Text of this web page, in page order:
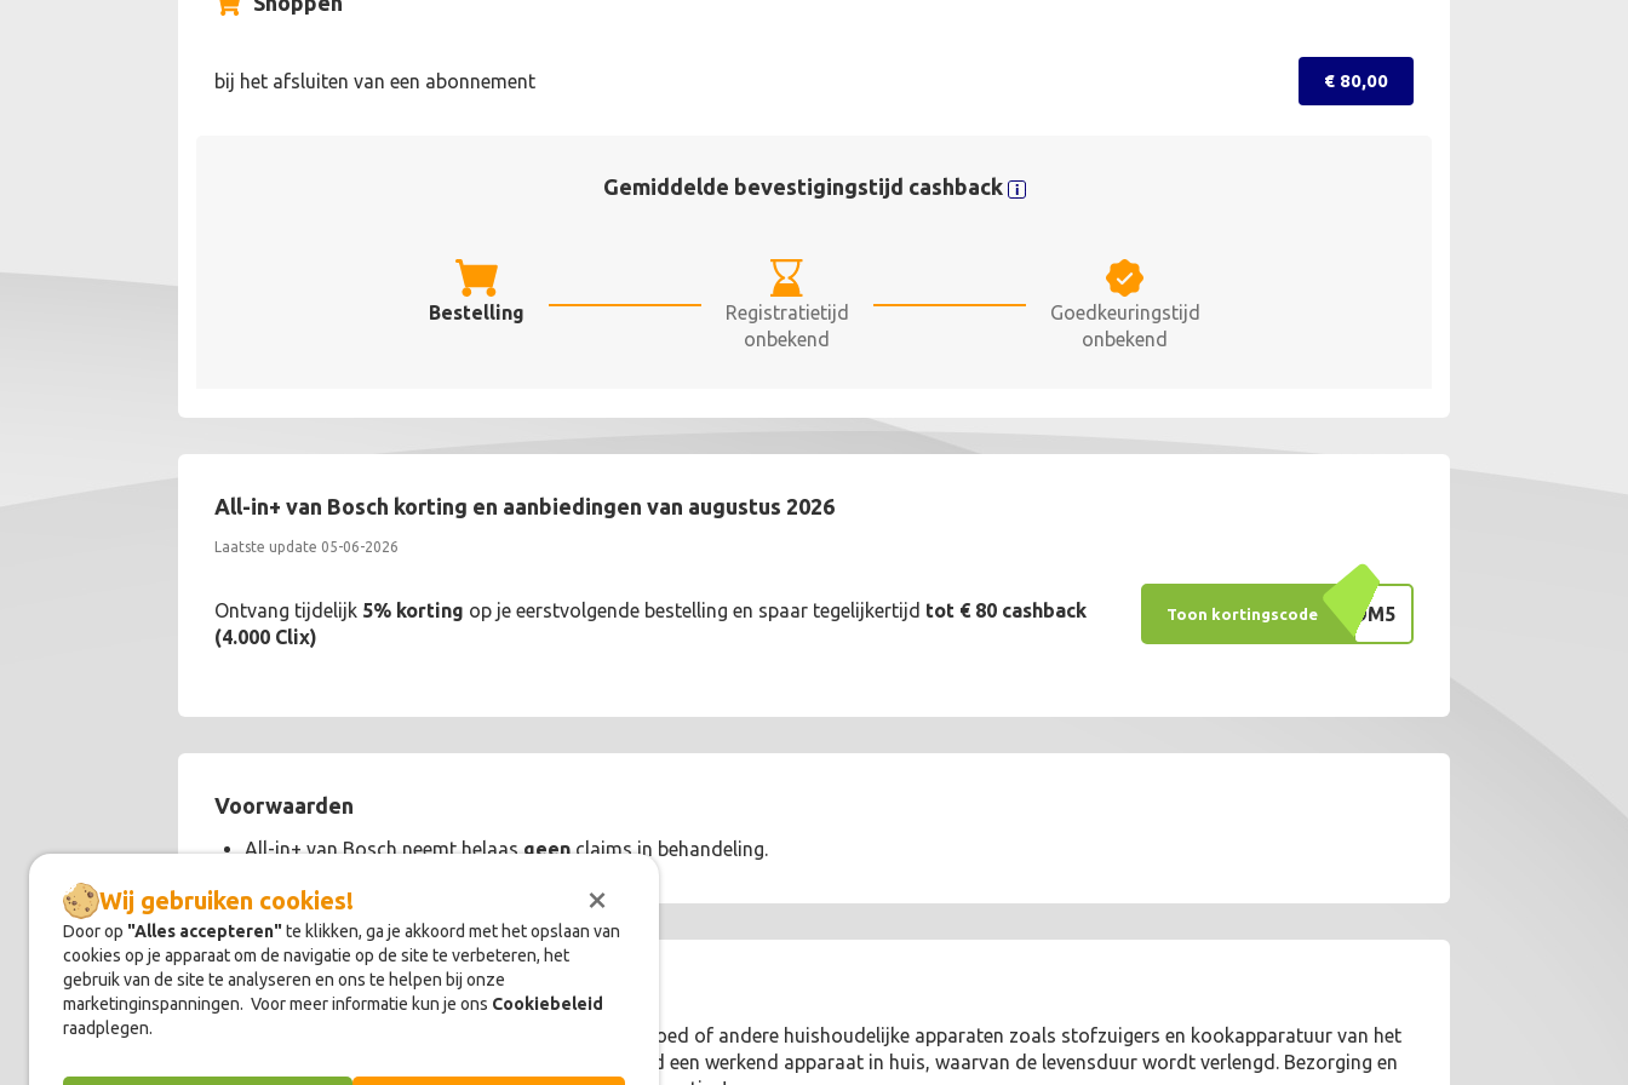
×
Wij gebruiken cookies!
Door op "Alles accepteren"te klikken, ga je akkoord met het opslaan van
cookies op je apparaat om de navigatie op de site te verbeteren, het
gebruik van de site te analyseren en ons te helpen bij onze
marketinginspanningen. Voor meer informatie kun je ons Cookiebeleid
raadplegen.
bij het afsluiten van een abonnement € 80,00
Gemiddelde bevestigingstijd cashback
Bestelling
Registratietijd
onbekend
Goedkeuringstijd
onbekend
All-in+ van Bosch korting en aanbiedingen van augustus 2026
Laatste update 05-06-2026
Ontvang tijdelijk 5% korting op je eerstvolgende bestelling en spaar tegelijkertijd tot € 80 cashback
(4.000 Clix)
Toon kortingscodeWELKOM5
Voorwaarden
All-in+ van Bosch neemt helaasgeenclaims in behandeling.
OverAll-in+ van Bosch
Bij All-in+ van Bosch bestel je eenvoudig jouw witgoed of andere huishoudelijke apparaten zoals stofzuigers en kookapparatuur van het
kwaliteitsmerk Bosch, op afbetaling. Zo heb je altijd een werkend apparaat in huis, waarvan de levensduur wordt verlengd. Bezorging en